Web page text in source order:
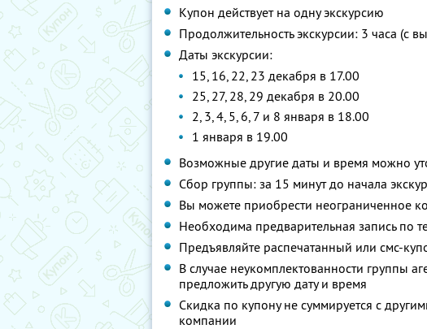
Купон действует на одну экскурсию
Продолжительность экскурсии: 3 часа (с
Даты экскурсии:
15, 16, 22, 23 декабря в 17.00
25, 27, 28, 29 декабря в 20.00
2, 3, 4, 5, 6, 7 и 8 января в 18.00
1 января в 19.00
Возможные другие даты и время можно
Сбор группы: за 15 минут до начала
Вы можете приобрести неограниченное
Необходима предварительная запись по
Предъявляйте распечатанный или смс-
В случае неукомплектованности группы
предложить другую дату и время
Скидка по купону не суммируется с
компании